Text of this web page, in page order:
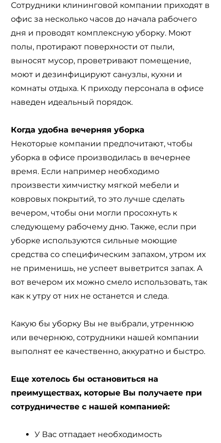
Сотрудники клининговой компании приходят в
офис за несколько часов до начала рабочего
дня и проводят комплексную уборку. Моют
полы, протирают поверхности от пыли,
выносят мусор, проветривают помещение,
моют и дезинфицируют санузлы, кухни и
комнаты отдыха. К приходу персонала в офисе
наведен идеальный порядок.
Когда удобна вечерняя уборка
Некоторые компании предпочитают, чтобы
уборка в офисе производилась в вечернее
время. Если например необходимо
произвести химчистку мягкой мебели и
ковровых покрытий, то это лучше сделать
вечером, чтобы они могли просохнуть к
следующему рабочему дню. Также, если при
уборке используются сильные моющие
средства со специфическим запахом, утром их
не применишь, не успеет выветрится запах. А
вот вечером их можно смело использовать, так
как к утру от них не останется и следа.
Какую бы уборку Вы не выбрали, утреннюю
или вечернюю, сотрудники нашей компании
выполнят ее качественно, аккуратно и быстро.
Еще хотелось бы остановиться на
преимуществах, которые Вы получаете при
сотрудничестве с нашей компанией:
У Вас отпадает необходимость